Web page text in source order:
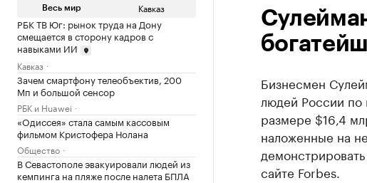
Весь мир Кавказ
РБК ТВ Юг: рынок труда на Дону
смещается в сторону кадров с
навыками ИИ
Кавказ
Зачем смартфону телеобъектив, 200
Мп и большой сенсор
РБК и Huawei
«Одиссея» стала самым кассовым
фильмом Кристофера Нолана
Общество
В Севастополе эвакуировали людей из
кемпинга на пляже после налета БПЛА
Бизнесмен
людей России по
размере $16,4
наложенные на
сайте Forbes.